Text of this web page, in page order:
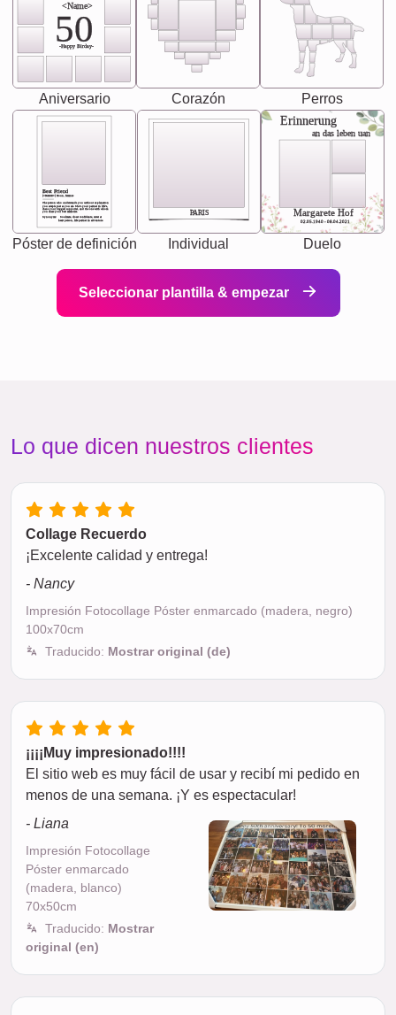
<Name>
50
-Happy Birday-
Aniversario Corazón Perros
Best Friend
[<NAME>] Noun, feminie
Synonyms: Soulmate, closet confidante, sister at
heart person, life partner in adventure.
The person who understands you without explanation
you accepts just as you are. She's your partner in life's,
chaos your biggest supporter, and the one with whom
you share your best memories.
Póster de definición
PARIS
Individual
Erinnerung
an das leben uan
Margarete Hof
02.05.1940 - 08.04.2021
Duelo
Seleccionar plantilla & empezar
Lo que dicen nuestros clientes
Collage Recuerdo
¡Excelente calidad y entrega!
- Nancy
Impresión Fotocollage Póster enmarcado (madera, negro)
100x70cm
Traducido: Mostrar original (de)
¡¡¡¡Muy impresionado!!!!
El sitio web es muy fácil de usar y recibí mi pedido en
menos de una semana. ¡Y es espectacular!
- Liana
Impresión Fotocollage
Póster enmarcado
(madera, blanco)
70x50cm
Traducido: Mostrar
original (en)